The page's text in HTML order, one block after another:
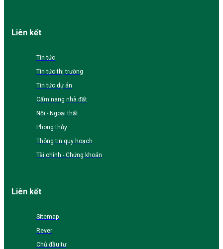
Liên kết
Tin tức
Tin tức thị trường
Tin tức dự án
Cẩm nang nhà đất
Nội - Ngoại thất
Phong thủy
Thông tin quy hoạch
Tài chính - Chứng khoán
Liên kết
Sitemap
Rever
Chủ đầu tư